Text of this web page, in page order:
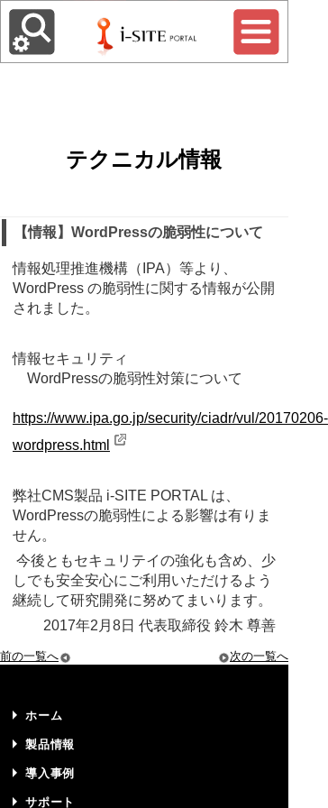
テクニカル情報
【情報】WordPressの脆弱性について
情報処理推進機構（IPA）等より、
WordPress の脆弱性に関する情報が公開
されました。
情報セキュリティ
WordPressの脆弱性対策について
https://www.ipa.go.jp/security/ciadr/vul/20170206-
wordpress.html
弊社CMS製品 i-SITE PORTAL は、
WordPressの脆弱性による影響は有りま
せん。
今後ともセキュリテイの強化も含め、少
しでも安全安心にご利用いただけるよう
継続して研究開発に努めてまいります。
2017年2月8日 代表取締役 鈴木 尊善
前の一覧へ 次の一覧へ
ホーム
製品情報
導入事例
サポート